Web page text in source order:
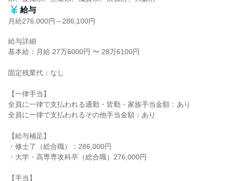
給与
月給276,000円～286,100円
給与詳細
基本給：月給 27万6000円 〜 28万6100円
固定残業代：なし
【一律手当】
全員に一律で支払われる通勤・皆勤・家族手当金額：あり
全員に一律で支払われるその他手当金額：あり
【給与補足】
・修士了（総合職）：286,000円
・大学・高専専攻科卒（総合職）276,000円
【手当】